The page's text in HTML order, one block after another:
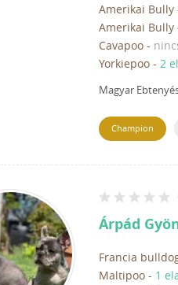
Amerikai Bully
Amerikai Bully
Cavapoo -
Yorkiepoo - 2
Magyar
Champion
Árpád
Francia
Maltipoo - 1